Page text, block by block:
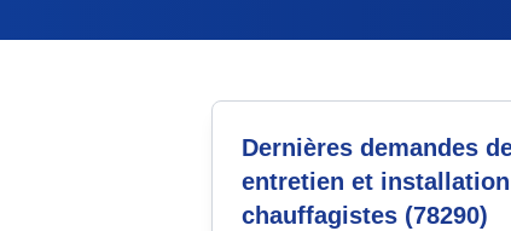
Dernières demandes
entretien et
chauffagistes (78290)